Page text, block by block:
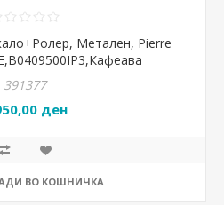
Метален, Pierre
391377
ден
ВО КОШНИЧКА